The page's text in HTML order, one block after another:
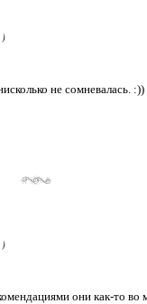
)
нисколько не
)
они как-то во